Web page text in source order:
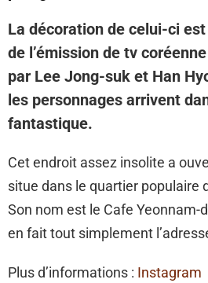
La décoration de celui-ci
de l’émission de tv
par Lee Jong-suk et Han
les personnages arrivent
fantastique.
Cet endroit assez insolite a
situe dans le quartier populaire
Son nom est le Cafe Yeonnam-
en fait tout simplement
Plus d’informations : Instagram